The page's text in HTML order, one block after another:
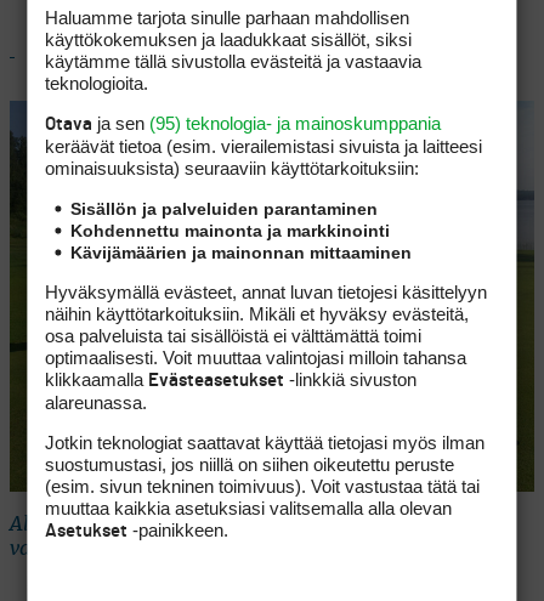
Alamäkeen lyötävä Old Coursen seitsemäs on syystäkin
valittu Golf Digestin Dream 18- reikien joukkoon.
Haluamme tarjota sinulle parhaan mahdollisen
käyttökokemuksen ja laadukkaat sisällöt, siksi
käytämme tällä sivustolla evästeitä ja vastaavia
teknologioita.
Otava ja sen (95) teknologia- ja mainoskumppania
keräävät tietoa (esim. vierailemis­tasi sivuista ja laitteesi
ominaisuuk­sista) seuraaviin käyttötarkoituksiin:
Sisällön ja palveluiden parantaminen
Kohdennettu mainonta ja markkinointi
Kävijämäärien ja mainonnan mittaaminen
Hyväksymällä evästeet, annat luvan tietojesi käsittelyyn
näihin käyttötarkoituksiin. Mikäli et hyväksy evästeitä,
osa palveluista tai sisällöistä ei välttämättä toimi
optimaalisesti. Voit muuttaa valintojasi milloin tahansa
klikkaamalla Evästeasetukset -linkkiä sivuston
alareunassa.
Jotkin teknologiat saattavat käyttää tietojasi myös ilman
suostumustasi, jos niillä on siihen oikeutettu peruste
(esim. sivun tekninen toimivuus). Voit vastustaa tätä tai
muuttaa kaikkia asetuksiasi valitsemalla alla olevan
Asetukset -painikkeen.